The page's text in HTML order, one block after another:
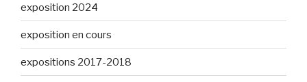
exposition 2024
exposition en cours
expositions 2017-2018